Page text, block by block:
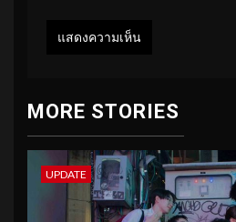
MORE STORIES
UPDATE